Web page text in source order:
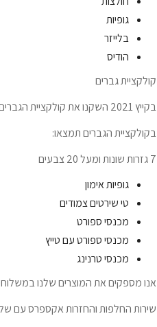
גופיות
בלייזר
הודיס
קולקציית גברים
בקייץ 2021 השקנו את קולקציית הגברים החדשה שמתאימה לפיטנס, אימוני כוח, ריצה, הליכה ואימונים במכון כושר
בקולקציית הגברים תמצאו:
7 גזרות שונות ומעל 20 צבעים
גופיות אימון
טי שירטים צמודים
מכנסי ספורט
מכנסי ספורט עם טייץ
מכנסי טרנינג
אנו מספקים את המוצרים שלנו
שירות החלפות והחזרות אקספרס עם